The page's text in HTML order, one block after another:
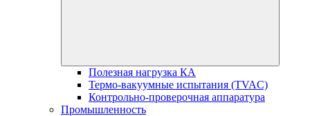
Полезная нагрузка КА
Термо-вакуумные испытания (TVAC)
Контрольно-проверочная аппаратура
Промышленность